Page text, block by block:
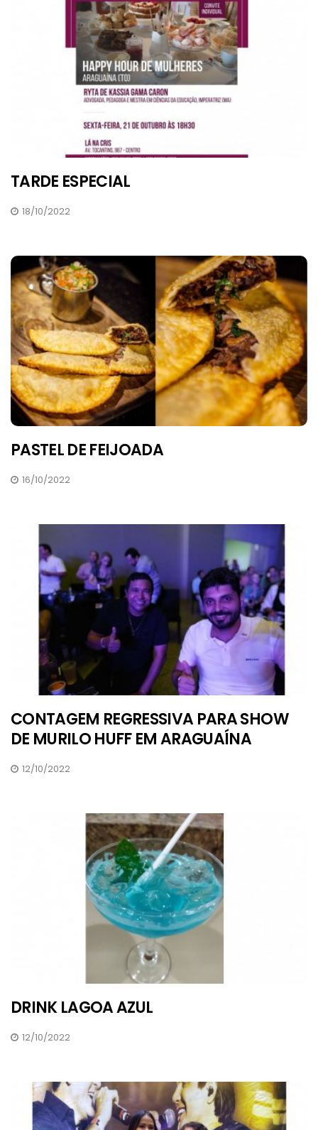
TARDE ESPECIAL
18/10/2022
PASTEL DE FEIJOADA
16/10/2022
CONTAGEM REGRESSIVA PARA SHOW
DE MURILO HUFF EM ARAGUAÍNA
12/10/2022
DRINK LAGOA AZUL
12/10/2022